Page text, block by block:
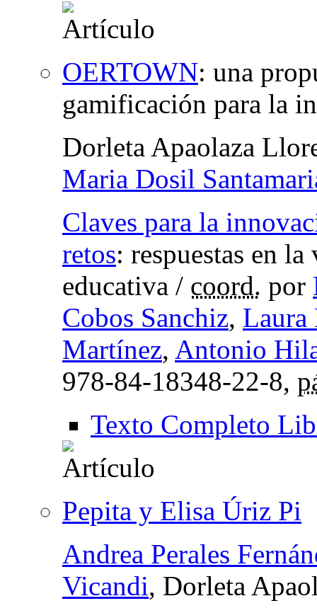
OERTOWN: una
gamificación para la
Dorleta Apaolaza
Maria Dosil
Claves para la
retos: respuestas en
educativa / coord. por
Cobos Sanchiz, Laura
Martínez, Antonio
978-84-18348-22-8,
Texto Completo
Pepita y Elisa Úriz Pi
Andrea Perales
Vicandi, Dorleta